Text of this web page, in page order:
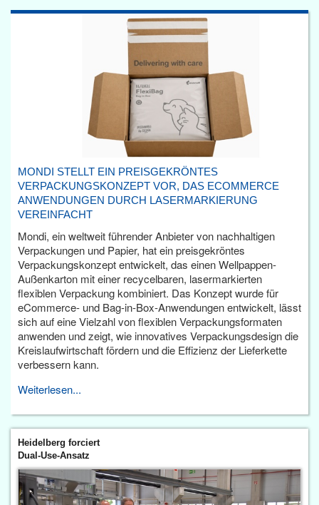
MONDI STELLT EIN PREISGEKRÖNTES
VERPACKUNGSKONZEPT VOR, DAS ECOMMERCE
ANWENDUNGEN DURCH LASERMARKIERUNG
VEREINFACHT
Mondi, ein weltweit führender Anbieter von nachhaltigen
Verpackungen und Papier, hat ein preisgekröntes
Verpackungskonzept entwickelt, das einen Wellpappen-
Außenkarton mit einer recycelbaren, lasermarkierten
flexiblen Verpackung kombiniert. Das Konzept wurde für
eCommerce- und Bag-in-Box-Anwendungen entwickelt, lässt
sich auf eine Vielzahl von flexiblen Verpackungsformaten
anwenden und zeigt, wie innovatives Verpackungsdesign die
Kreislaufwirtschaft fördern und die Effizienz der Lieferkette
verbessern kann.
Weiterlesen...
Heidelberg forciert
Dual-Use-Ansatz